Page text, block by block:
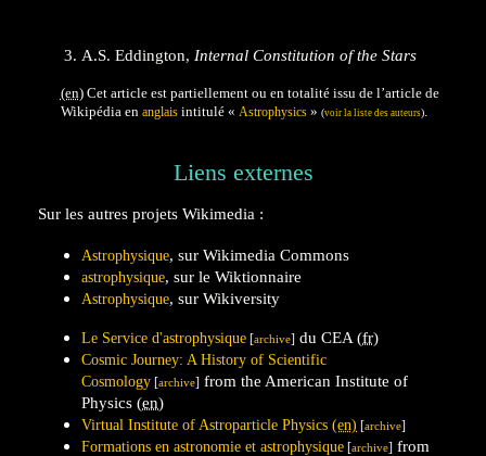
A.S. Eddington, Internal Constitution of the Stars
(en)Cet article est partiellement ou en totalité issu de l’article de
Wikipédia en anglaisintitulé « Astrophysics» (voir la liste des auteurs).
Liens externes
Sur les autres projets Wikimedia :
Astrophysique, sur Wikimedia Commons
astrophysique, sur le Wiktionnaire
Astrophysique, sur Wikiversity
Le Service d'astrophysique [archive] du CEA (fr)
Cosmic Journey: A History of Scientific
Cosmology [archive] from the American Institute of
Physics (en)
Virtual Institute of Astroparticle Physics (en) [archive]
Formations en astronomie et astrophysique [archive] from